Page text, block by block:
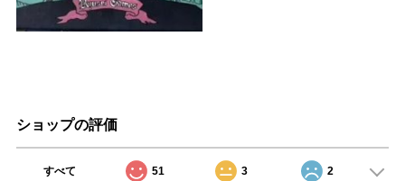
ショップの評価
すべて 51 3 2